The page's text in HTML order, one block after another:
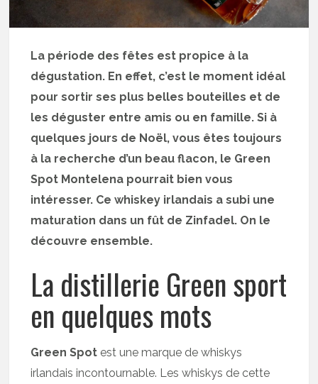
La période des fêtes est propice à la
dégustation. En effet, c’est le moment idéal
pour sortir ses plus belles bouteilles et de
les déguster entre amis ou en famille. Si à
quelques jours de Noël, vous êtes toujours
à la recherche d’un beau flacon, le Green
Spot Montelena pourrait bien vous
intéresser. Ce whiskey irlandais a subi une
maturation dans un fût de Zinfadel. On le
découvre ensemble.
La distillerie Green sport
en quelques mots
Green Spot est une marque de whiskys
irlandais incontournable. Les whiskys de cette